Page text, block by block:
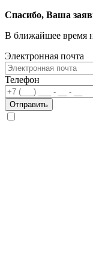
Спасибо, Ваша
В ближайшее время
Электронная почта
Телефон
Отправить